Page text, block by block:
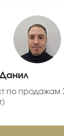
по продажам